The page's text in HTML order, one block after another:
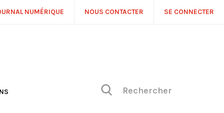
NUMÉRIQUE NOUS CONTACTER SE CONNECTER